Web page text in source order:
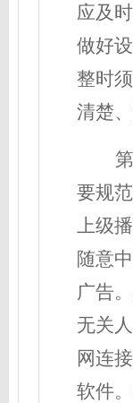
应及
做好
整时
清楚
第
要规
上级
随意
广告。
无关
网连
软件